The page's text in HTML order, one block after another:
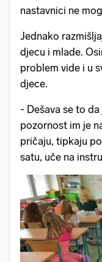
nastavnici ne
Jednako
djecu i mlade.
problem vide i u
djece.
- Dešava se to
pozornost im je
pričaju, tipkaju
satu, uče na